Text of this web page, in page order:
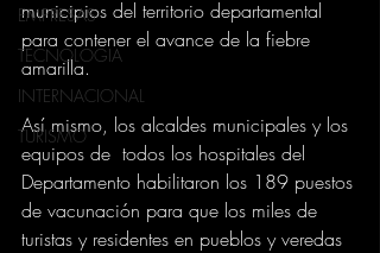
EMPRESAS
TECNOLOGIA
INTERNACIONAL
TURISMO
municipios del territorio departamental
para contener el avance de la fiebre
amarilla.
Así mismo, los alcaldes municipales y los
equipos de  todos los hospitales del
Departamento habilitaron los 189 puestos
de vacunación para que los miles de
turistas y residentes en pueblos y veredas